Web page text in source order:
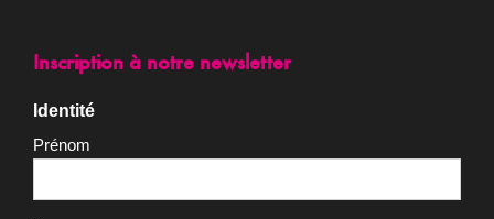
Inscription à notre newsletter
Identité
Prénom